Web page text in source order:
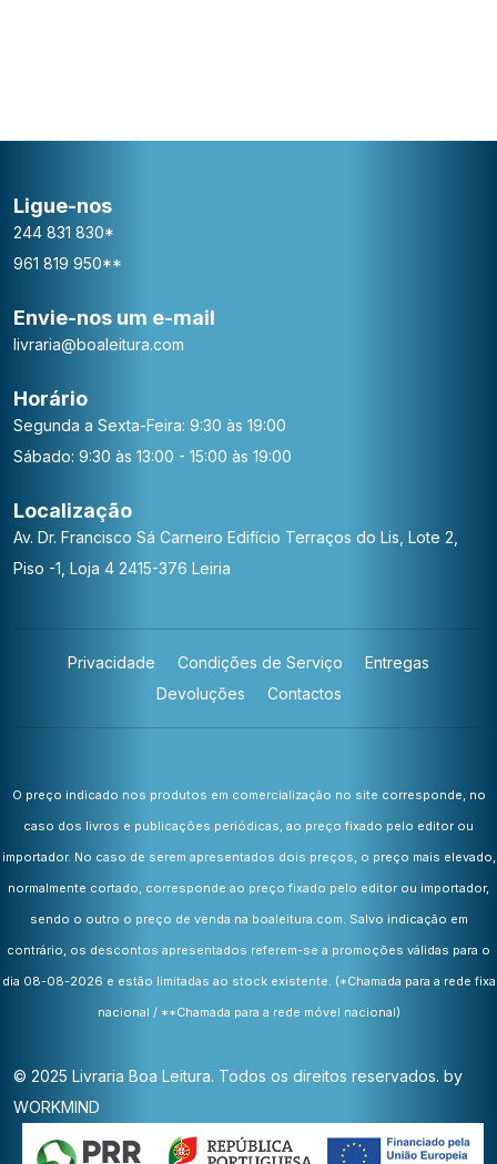
Ligue-nos
244 831 830*
961 819 950**
Envie-nos um e-mail
livraria@boaleitura.com
Horário
Segunda a Sexta-Feira: 9:30 às 19:00
Sábado: 9:30 às 13:00 - 15:00 às 19:00
Localização
Av. Dr. Francisco Sá Carneiro Edifício Terraços do Lis, Lote 2,
Piso -1, Loja 4 2415-376 Leiria
Privacidade Condições de Serviço
Entregas
Devoluções
Contactos
O preço indicado nos produtos em comercialização no site corresponde, no
caso dos livros e publicações periódicas, ao preço fixado pelo editor ou
importador. No caso de serem apresentados dois preços, o preço mais elevado,
normalmente cortado, corresponde ao preço fixado pelo editor ou importador,
sendo o outro o preço de venda na boaleitura.com. Salvo indicação em
contrário, os descontos apresentados referem-se a promoções válidas para o
dia 08-08-2026 e estão limitadas ao stock existente. (*Chamada para a rede fixa
nacional / **Chamada para a rede móvel nacional)
© 2025 Livraria Boa Leitura. Todos os direitos reservados. by
WORKMIND